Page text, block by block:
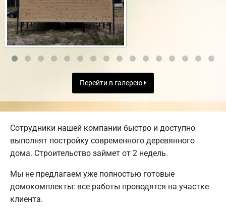
Перейти в галерею
Сотрудники нашей компании быстро и доступно
выполнят постройку современного деревянного
дома. Строительство займет от 2 недель.
Мы не предлагаем уже полностью готовые
домокомплекты: все работы проводятся на участке
клиента.